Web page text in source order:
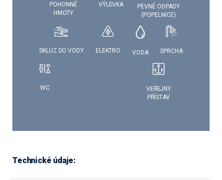
POHONNÉ
HMOTY
VÝLEVKA
PEVNÉ ODPADY
(POPELNICE)
SKLUZ DO VODY ELEKTRO VODA SPRCHA
WC
VEŘEJNÝ
PŘÍSTAV
Technické údaje: